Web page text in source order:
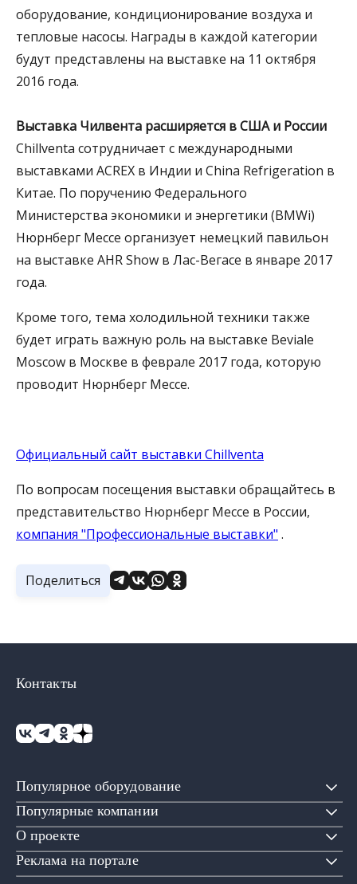
оборудование, кондиционирование воздуха и
тепловые насосы. Награды в каждой категории
будут представлены на выставке на 11 октября
2016 года.
Выставка Чилвента расширяется в США и России
Chillventa сотрудничает с международными
выставками ACREX в Индии и China Refrigeration в
Китае. По поручению Федерального
Министерства экономики и энергетики (BMWi)
Нюрнберг Мессе организует немецкий павильон
на выставке AHR Show в Лас-Вегасе в январе 2017
года.
Кроме того, тема холодильной техники также
будет играть важную роль на выставке Beviale
Moscow в Москве в феврале 2017 года, которую
проводит Нюрнберг Мессе.
Официальный сайт выставки Chillventa
По вопросам посещения выставки обращайтесь в
представительство Нюрнберг Мессе в России,
компания "Профессиональные выставки" .
Поделиться
Популярное оборудование
Популярные компании
О проекте
Реклама на портале
Контакты